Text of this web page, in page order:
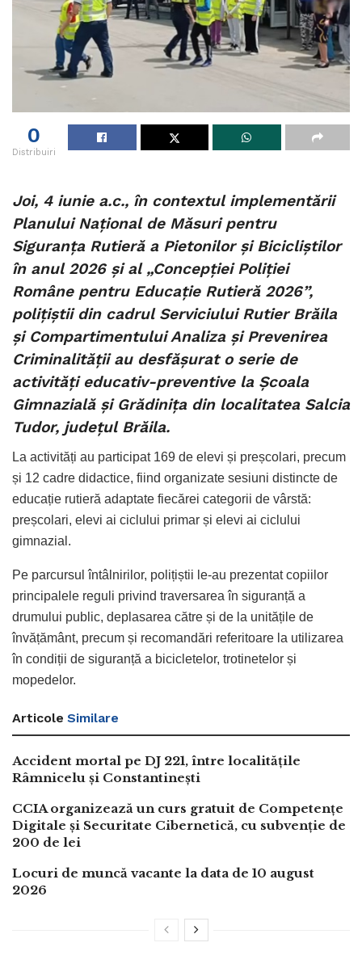
0
Distribuiri
Joi, 4 iunie a.c., în contextul implementării
Planului Național de Măsuri pentru
Siguranța Rutieră a Pietonilor și Bicicliștilor
în anul 2026 și al „Concepției Poliției
Române pentru Educație Rutieră 2026”,
polițiștii din cadrul Serviciului Rutier Brăila
și Compartimentului Analiza și Prevenirea
Criminalității au desfășurat o serie de
activități educativ-preventive la Școala
Gimnazială și Grădinița din localitatea Salcia
Tudor, județul Brăila.
La activități au participat 169 de elevi și preșcolari, precum
și 12 cadre didactice, fiind organizate sesiuni distincte de
educație rutieră adaptate fiecărei categorii de vârstă:
preșcolari, elevi ai ciclului primar și elevi ai ciclului
gimnazial.
Pe parcursul întâlnirilor, polițiștii le-au prezentat copiilor
principalele reguli privind traversarea în siguranță a
drumului public, deplasarea către și de la unitățile de
învățământ, precum și recomandări referitoare la utilizarea
în condiții de siguranță a bicicletelor, trotinetelor și
mopedelor.
Articole Similare
Accident mortal pe DJ 221, între localitățile
Râmnicelu și Constantinești
CCIA organizează un curs gratuit de Competențe
Digitale și Securitate Cibernetică, cu subvenție de
200 de lei
Locuri de muncă vacante la data de 10 august
2026